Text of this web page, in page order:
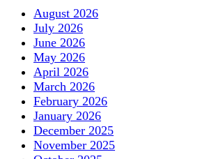
August 2026
July 2026
June 2026
May 2026
April 2026
March 2026
February 2026
January 2026
December 2025
November 2025